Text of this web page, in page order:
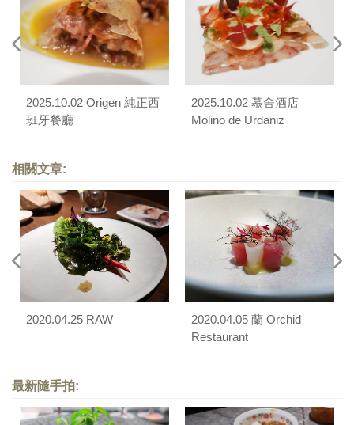
2025.10.02 Origen 純正西
班牙餐廳
2025.10.02 慕舍酒店
Molino de Urdaniz
相關文章:
2020.04.25 RAW
2020.04.05 蘭 Orchid
Restaurant
最新隨手拍: